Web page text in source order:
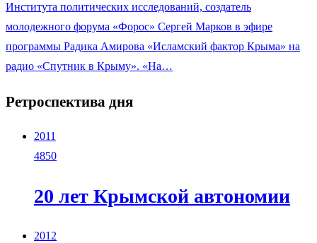
Института политических исследований, создатель
молодежного форума «Форос» Сергей Марков в эфире
программы Радика Амирова «Исламский фактор Крыма» на
радио «Спутник в Крыму». «На…
Ретроспектива дня
2011
4850
20 лет Крымской автономии
2012